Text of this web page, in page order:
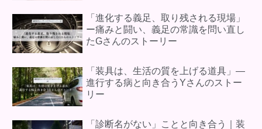
「進化する義足、取り残される現場」
ー痛みと闘い、義足の常識を問い直し
たGさんのストーリー
「装具は、生活の質を上げる道具」―
進行する病と向き合うYさんのストー
リー
「診断名がない」ことと向き合う｜装